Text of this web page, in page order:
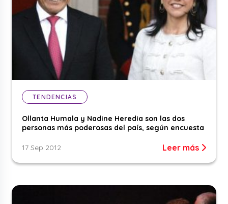
TENDENCIAS
Ollanta Humala y Nadine Heredia son las dos
personas más poderosas del país, según encuesta
17 Sep 2012 Leer más